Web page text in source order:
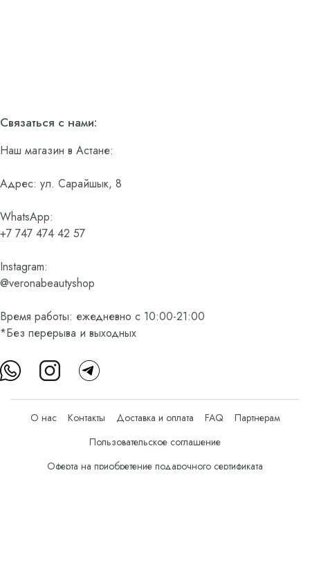
Связаться с нами:
Наш магазин в Астане:
Адрес: ул. Сарайшык, 8
WhatsApp:
+7 747 474 42 57
Instagram:
@veronabeautyshop
Время работы: ежедневно с 10:00-21:00
*Без перерыва и выходных
О нас Контакты Доставка и оплата FAQ
Партнерам
Пользовательское соглашение
Оферта на приобретение подарочного сертификата